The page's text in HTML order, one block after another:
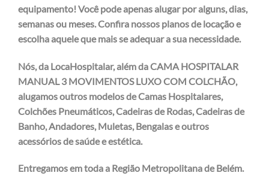
equipamento! Você pode apenasalugarpor alguns, dias,
semanas ou meses. Confira nossos planos de locação e
escolha aquele que mais se adequar a sua necessidade.
Nós, da LocaHospitalar, além da CAMA HOSPITALAR
MANUAL 3 MOVIMENTOS LUXO COM COLCHÃO,
alugamos outros modelos de Camas Hospitalares,
Colchões Pneumáticos, Cadeiras de Rodas, Cadeiras de
Banho, Andadores, Muletas, Bengalas e outros
acessórios de saúde e estética.
Entregamos em toda a Região Metropolitana de Belém.